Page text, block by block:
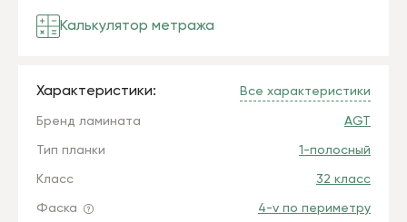
Калькулятор метража
Характеристики: Все характеристики
Бренд ламината AGT
Тип планки 1-полосный
Класс 32 класс
Фаска 4-v по периметру